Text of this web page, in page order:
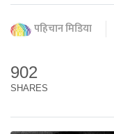
पहिचान मिडिया
902
SHARES